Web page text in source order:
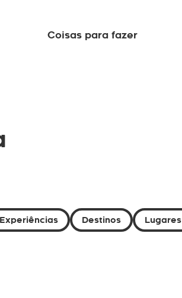
Coisas para fazer
Experiências Destinos Lugares